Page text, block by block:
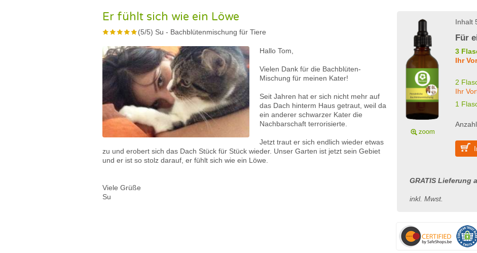
Er fühlt sich wie ein Löwe
(5/5) Su - Bachblütenmischung für Tiere
Hallo Tom,
Vielen Dank für die Bachblüten-
Mischung für meinen Kater!
Seit Jahren hat er sich nicht mehr auf
das Dach hinterm Haus getraut, weil da
ein anderer schwarzer Kater die
Nachbarschaft terrorisierte.
Jetzt traut er sich endlich wieder etwas
zu und erobert sich das Dach Stück für Stück wieder. Unser Garten ist jetzt sein Gebiet
und er ist so stolz darauf, er fühlt sich wie ein Löwe.
Viele Grüße
Su
Inhalt
Für
3
Ihr
2
Ihr
1
Anzahl
GRATIS Lieferung
inkl. Mwst.